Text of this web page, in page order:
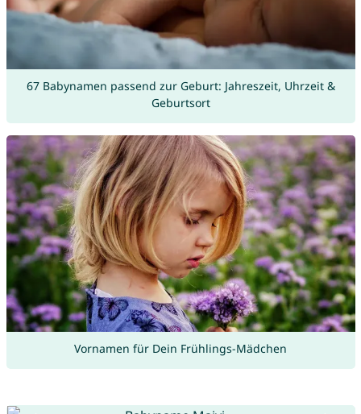
67 Babynamen passend zur Geburt: Jahreszeit, Uhrzeit &
Geburtsort
Vornamen für Dein Frühlings-Mädchen